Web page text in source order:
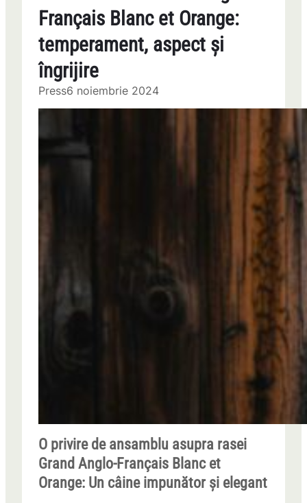
Français Blanc et Orange:
temperament, aspect și
îngrijire
Press6 noiembrie 2024
O privire de ansamblu asupra rasei
Grand Anglo-Français Blanc et
Orange: Un câine impunător și elegant